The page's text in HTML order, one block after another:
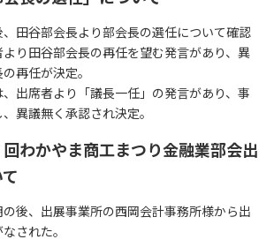
田谷部会長より部会長の選任について確認
り田谷部会長の再任を望む発言があり、異
再任が決定。
出席者より「議長一任」の発言があり、事
異議無く承認され決定。
回わかやま商工まつり金融業部会出
後、出展事業所の西岡会計事務所様から出
された。
073-422-1111
付時間：平日9:00～17:30）
お問い合わせ